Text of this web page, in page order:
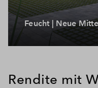
Feucht | Neue Mitte
Rendite mit